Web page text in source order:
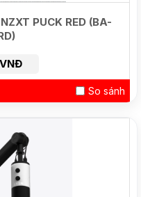
PUCK RED (BA-
So sánh